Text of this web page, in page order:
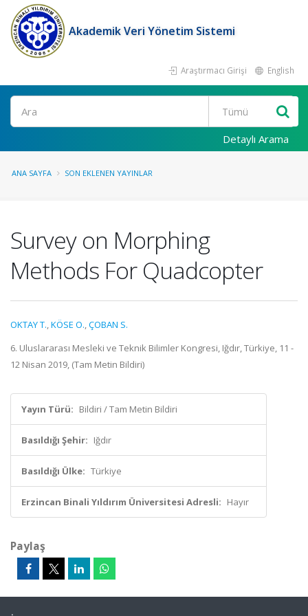
Akademik Veri Yönetim Sistemi
Araştırmacı Girişi English
Ara
Detaylı Arama
ANA SAYFA SON EKLENEN YAYINLAR
Survey on Morphing
Methods For Quadcopter
OKTAY T.,KÖSE O.,ÇOBAN S.
6. Uluslararası Mesleki ve Teknik Bilimler Kongresi, Iğdır, Türkiye, 11 -
12 Nisan 2019, (Tam Metin Bildiri)
Yayın Türü: Bildiri / Tam Metin Bildiri
Basıldığı Şehir: Iğdır
Basıldığı Ülke: Türkiye
Erzincan Binali Yıldırım Üniversitesi Adresli: Hayır
Paylaş